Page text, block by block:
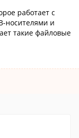
работает с
носителями и
такие файловые